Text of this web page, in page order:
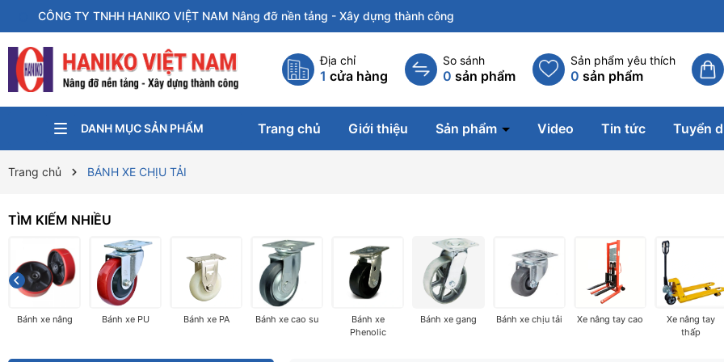
CÔNG TY TNHH HANIKO VIỆT NAM Nâng đỡ nền tảng - Xây dựng thành công
Địa chỉ
1 cửa hàng
So sánh
0 sản phẩm
Sản phẩm yêu thích
0 sản phẩm
DANH MỤC SẢN PHẨM Trang chủ Giới thiệu Sản phẩm Video Tin tức Tuyển
Trang chủ BÁNH XE CHỊU TẢI
TÌM KIẾM NHIỀU
Bánh xe nâng Bánh xe PU Bánh xe PA Bánh xe cao su
Bánh xe
Phenolic
Bánh xe gang Bánh xe chịu tải Xe nâng tay cao
Xe nâng tay
thấp